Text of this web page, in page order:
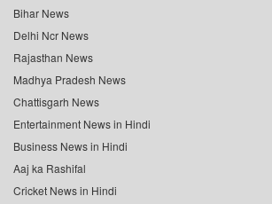
Bihar News
Delhi Ncr News
Rajasthan News
Madhya Pradesh News
Chattisgarh News
Entertainment News in Hindi
Business News in Hindi
Aaj ka Rashifal
Cricket News in Hindi